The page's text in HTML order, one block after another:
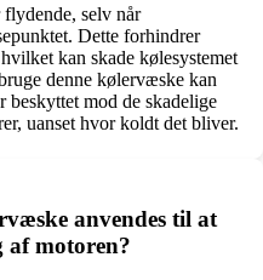
selv når
Dette forhindrer
kan skade kølesystemet
denne kølervæske kan
mod de skadelige
uanset hvor koldt det bliver.
anvendes til at
af motoren?